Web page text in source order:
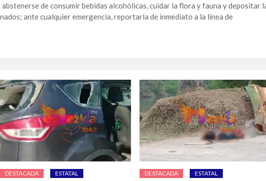
de consumir bebidas alcohólicas, cuidar la flora y fauna y depositar
ante cualquier emergencia, reportarla de inmediato a la línea de
DESTACADA ESTATAL DESTACADA ESTATAL